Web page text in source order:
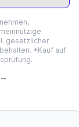
gesetzlicher
*Kauf auf
→